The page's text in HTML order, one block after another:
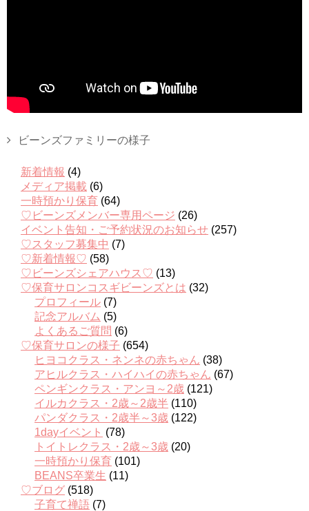
ビーンズファミリーの様子
新着情報 (4)
メディア掲載 (6)
一時預かり保育 (64)
♡ビーンズメンバー専用ページ (26)
イベント告知・ご予約状況のお知らせ (257)
♡スタッフ募集中 (7)
♡新着情報♡ (58)
♡ビーンズシェアハウス♡ (13)
♡保育サロンコスギビーンズとは (32)
プロフィール (7)
記念アルバム (5)
よくあるご質問 (6)
♡保育サロンの様子 (654)
ヒヨコクラス・ネンネの赤ちゃん (38)
アヒルクラス・ハイハイの赤ちゃん (67)
ペンギンクラス・アンヨ～2歳 (121)
イルカクラス・2歳～2歳半 (110)
パンダクラス・2歳半～3歳 (122)
1dayイベント (78)
トイトレクラス・2歳～3歳 (20)
一時預かり保育 (101)
BEANS卒業生 (11)
♡ブログ (518)
子育て禅語 (7)